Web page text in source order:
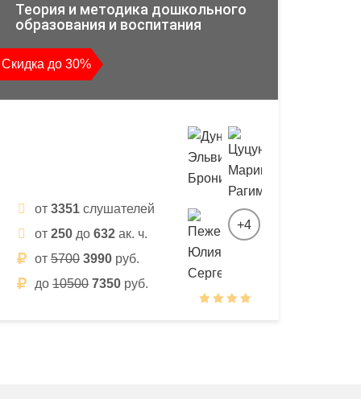
Теория и методика дошкольного
образования и воспитания
Скидка до 30%
от 3351 слушателей
от 250 до 632 ак. ч.
от 5700 3990 руб.
до 10500 7350 руб.
+4